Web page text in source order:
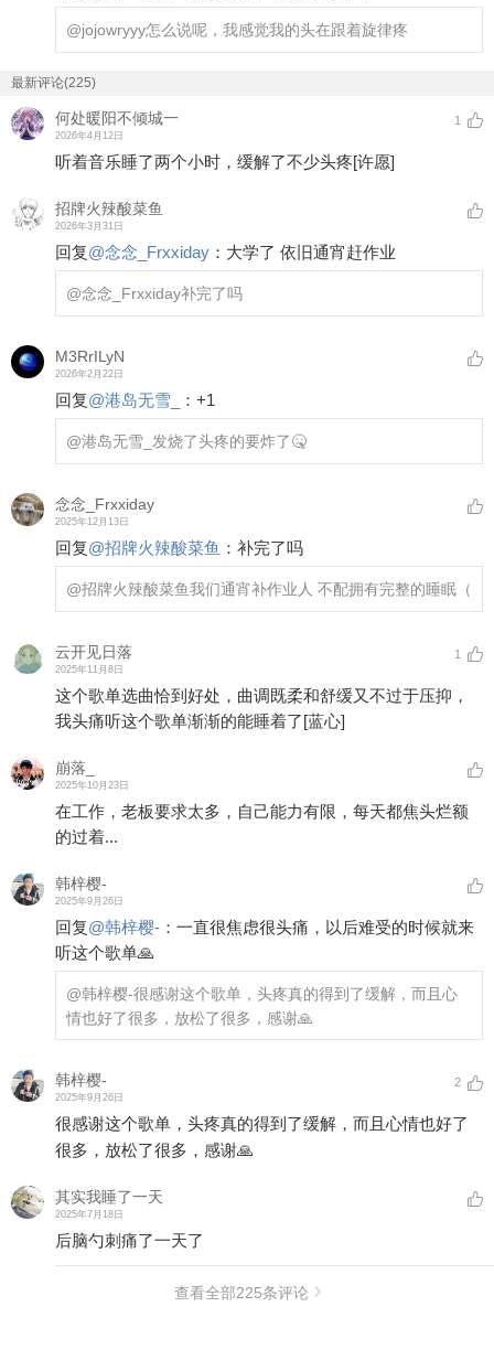
@jojowryyy怎么说呢，我感觉我的头在跟着旋律疼
最新评论(225)
何处暖阳不倾城一
2026年4月12日
1
听着音乐睡了两个小时，缓解了不少头疼[许愿]
招牌火辣酸菜鱼
2026年3月31日
回复@念念_Frxxiday ： 大学了 依旧通宵赶作业
@念念_Frxxiday补完了吗
M3RrILyN
2026年2月22日
回复@港岛无雪_ ： +1
@港岛无雪_ 发烧了头疼的要炸了🤒
念念_Frxxiday
2025年12月13日
回复@招牌火辣酸菜鱼 ： 补完了吗
@招牌火辣酸菜鱼我们通宵补作业人 不配拥有完整的睡眠（
云开见日落
2025年11月8日
1
这个歌单选曲恰到好处，曲调既柔和舒缓又不过于压抑，
我头痛听这个歌单渐渐的能睡着了[蓝心]
崩落_
2025年10月23日
在工作，老板要求太多，自己能力有限，每天都焦头烂额
的过着...
韩梓樱-
2025年9月26日
回复@韩梓樱- ： 一直很焦虑很头痛，以后难受的时候就来
听这个歌单🙏
@韩梓樱-很感谢这个歌单，头疼真的得到了缓解，而且心
情也好了很多，放松了很多，感谢🙏
韩梓樱-
2025年9月26日
2
很感谢这个歌单，头疼真的得到了缓解，而且心情也好了
很多，放松了很多，感谢🙏
其实我睡了一天
2025年7月18日
后脑勺刺痛了一天了
查看全部225条评论